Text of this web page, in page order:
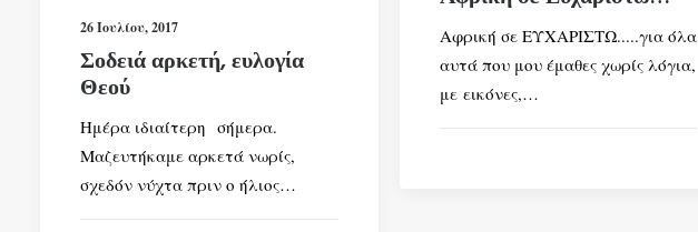
26 Ιουλίου, 2017
Σοδειά αρκετή, ευλογία
Θεού
Ημέρα ιδιαίτερη σήμερα.
Μαζευτήκαμε αρκετά νωρίς,
σχεδόν νύχτα πριν ο ήλιος…
Αφρική σε ΕΥΧΑΡΙΣΤΩ.....για όλα
αυτά που μου έμαθες χωρίς λόγια,
με εικόνες,…